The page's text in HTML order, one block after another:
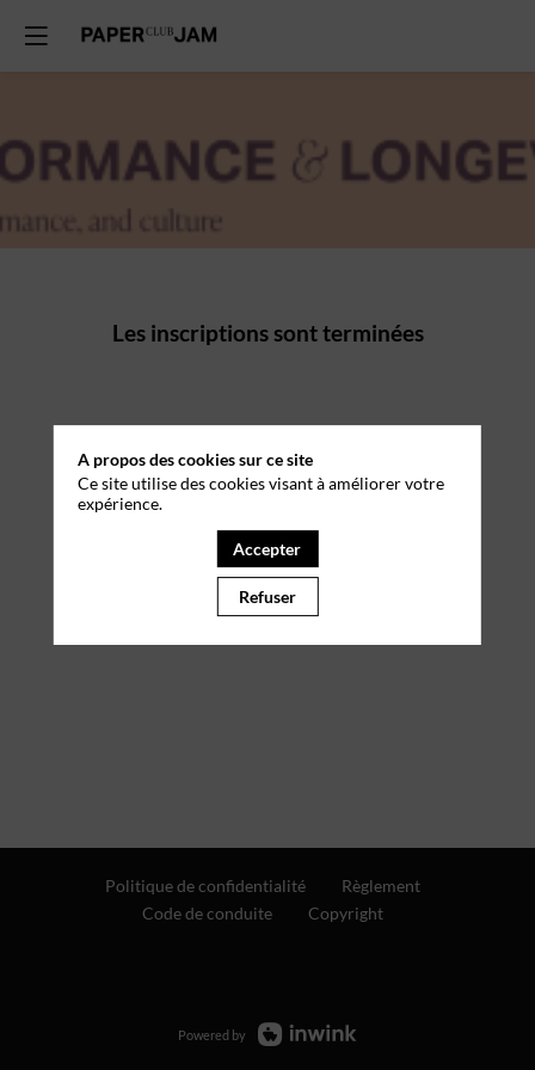
Les inscriptions sont terminées
Politique de confidentialité
Règlement
Code de conduite
Copyright
Powered by
A propos des cookies sur ce site
Ce site utilise des cookies visant à améliorer votre
expérience.
Accepter
Refuser